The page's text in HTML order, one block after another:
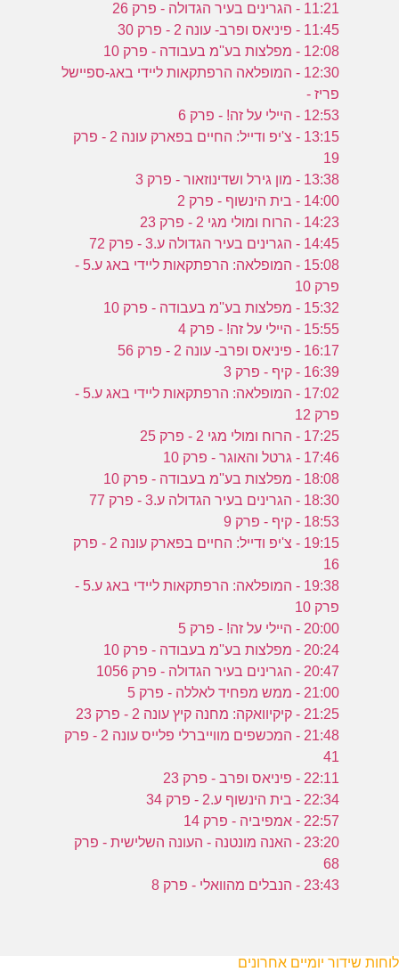
11:21 - הגרינים בעיר הגדולה - פרק 26
11:45 - פיניאס ופרב- עונה 2 - פרק 30
12:08 - מפלצות בע''מ בעבודה - פרק 10
12:30 - המופלאה הרפתקאות ליידי באג-ספיישל
פריז -
12:53 - היילי על זה! - פרק 6
13:15 - צ'יפ ודייל: החיים בפארק עונה 2 - פרק
19
13:38 - מון גירל ושדינוזאור - פרק 3
14:00 - בית הינשוף - פרק 2
14:23 - הרוח ומולי מגי 2 - פרק 23
14:45 - הגרינים בעיר הגדולה ע.3 - פרק 72
15:08 - המופלאה: הרפתקאות ליידי באג ע.5 -
פרק 10
15:32 - מפלצות בע''מ בעבודה - פרק 10
15:55 - היילי על זה! - פרק 4
16:17 - פיניאס ופרב- עונה 2 - פרק 56
16:39 - קיף - פרק 3
17:02 - המופלאה: הרפתקאות ליידי באג ע.5 -
פרק 12
17:25 - הרוח ומולי מגי 2 - פרק 25
17:46 - גרטל והאוגר - פרק 10
18:08 - מפלצות בע''מ בעבודה - פרק 10
18:30 - הגרינים בעיר הגדולה ע.3 - פרק 77
18:53 - קיף - פרק 9
19:15 - צ'יפ ודייל: החיים בפארק עונה 2 - פרק
16
19:38 - המופלאה: הרפתקאות ליידי באג ע.5 -
פרק 10
20:00 - היילי על זה! - פרק 5
20:24 - מפלצות בע''מ בעבודה - פרק 10
20:47 - הגרינים בעיר הגדולה - פרק 1056
21:00 - ממש מפחיד לאללה - פרק 5
21:25 - קיקיוואקה: מחנה קיץ עונה 2 - פרק 23
21:48 - המכשפים מווייברלי פלייס עונה 2 - פרק
41
22:11 - פיניאס ופרב - פרק 23
22:34 - בית הינשוף ע.2 - פרק 34
22:57 - אמפיביה - פרק 14
23:20 - האנה מונטנה - העונה השלישית - פרק
68
23:43 - הנבלים מהוואלי - פרק 8
לוחות שידור יומיים אחרונים